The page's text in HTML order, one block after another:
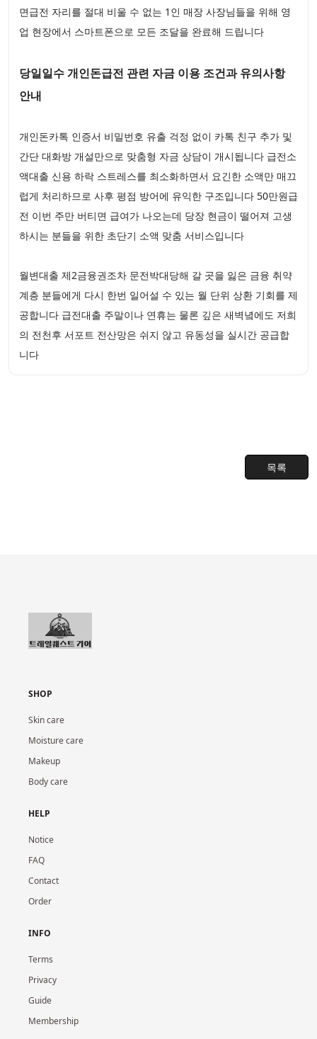
면급전 자리를 절대 비울 수 없는 1인 매장 사장님들을 위해 영
업 현장에서 스마트폰으로 모든 조달을 완료해 드립니다
당일일수 개인돈급전 관련 자금 이용 조건과 유의사항
안내
개인돈카톡 인증서 비밀번호 유출 걱정 없이 카톡 친구 추가 및
간단 대화방 개설만으로 맞춤형 자금 상담이 개시됩니다 급전소
액대출 신용 하락 스트레스를 최소화하면서 요긴한 소액만 매끄
럽게 처리하므로 사후 평점 방어에 유익한 구조입니다 50만원급
전 이번 주만 버티면 급여가 나오는데 당장 현금이 떨어져 고생
하시는 분들을 위한 초단기 소액 맞춤 서비스입니다
월변대출 제2금융권조차 문전박대당해 갈 곳을 잃은 금융 취약
계층 분들에게 다시 한번 일어설 수 있는 월 단위 상환 기회를 제
공합니다 급전대출 주말이나 연휴는 물론 깊은 새벽녘에도 저희
의 전천후 서포트 전산망은 쉬지 않고 유동성을 실시간 공급합
니다
목록
SHOP
Skin care
Moisture care
Makeup
Body care
HELP
Notice
FAQ
Contact
Order
INFO
Terms
Privacy
Guide
Membership